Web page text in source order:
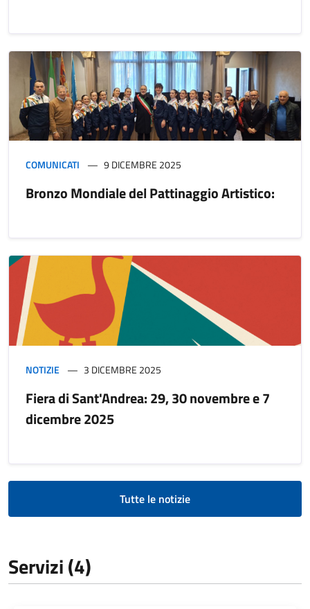
COMUNICATI 9 DICEMBRE 2025
Bronzo Mondiale del Pattinaggio Artistico:
NOTIZIE 3 DICEMBRE 2025
Fiera di Sant'Andrea: 29, 30 novembre e 7
dicembre 2025
Tutte le notizie
Servizi (4)